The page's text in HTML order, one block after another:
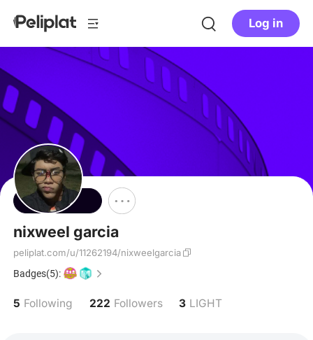
Log in
Follow
nixweel garcia
peliplat.com/u/11262194/nixweelgarcia
Badges(5):
5 Following 222 Followers 3 LIGHT